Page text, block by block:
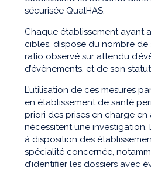
sécurisée QualHAS.
Chaque établissement ayant
cibles, dispose du nombre de
ratio observé sur attendu
d’évènements, et de son
L’utilisation de ces mesures
en établissement de santé
priori des prises en charge en
nécessitent une investigation.
à disposition des
spécialité concernée,
d’identifier les dossiers avec